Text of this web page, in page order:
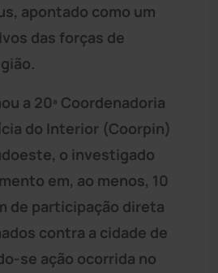
apontado como um
das forças de
a 20ª Coordenadoria
do Interior (Coorpin)
o investigado
em, ao menos, 10
de participação direta
contra a cidade de
se ação ocorrida no